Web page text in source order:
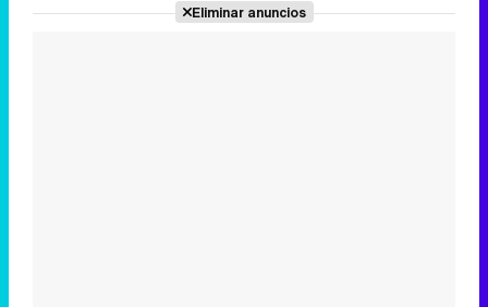
Eliminar anuncios